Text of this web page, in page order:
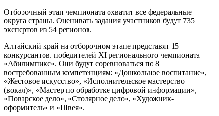
Отборочный этап чемпионата охватит все федеральные
округа страны. Оценивать задания участников будут 735
экспертов из 54 регионов.
Алтайский край на отборочном этапе представят 15
конкурсантов, победителей XI регионального чемпионата
«Абилимпикс». Они будут соревноваться по 8
востребованным компетенциям: «Дошкольное воспитание»,
«Жестовое искусство», «Исполнительское мастерство
(вокал)», «Мастер по обработке цифровой информации»,
«Поварское дело», «Столярное дело», «Художник-
оформитель» и «Швея».